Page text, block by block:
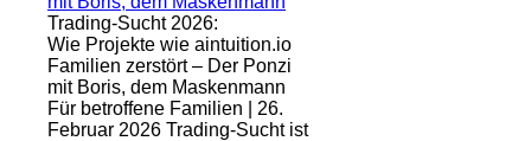
Trading-Sucht 2026:
Wie Projekte wie aintuition.io
Familien zerstört – Der Ponzi
mit Boris, dem Maskenmann
Für betroffene Familien | 26.
Februar 2026 Trading-Sucht ist